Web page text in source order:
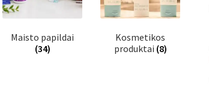
Maisto papildai
(34)
Kosmetikos
produktai (8)